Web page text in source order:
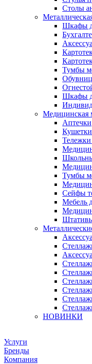
Столы
Шкафы
Тумбы
Шкафы
Медицинская
Аптечки
Тележки
Тумбы
Сейфы
Мебель
НОВИНКИ
Услуги
Бренды
Компания